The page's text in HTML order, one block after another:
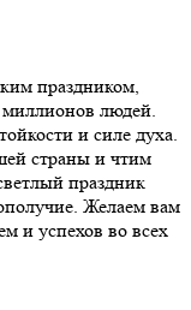
праздником,
миллионов людей.
и силе духа.
страны и чтим
праздник
Желаем вам
и успехов во всех